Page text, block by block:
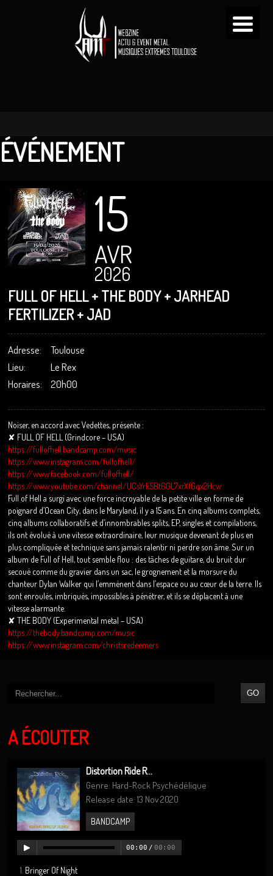
ÉVÉNEMENT
15
AVR
2026
FULL OF HELL + THE BODY + JARHEAD
FERTILIZER + JAD
Adresse:
Toulouse
Lieu:
Le Rex
Horaires:
20h00
Noiser, en accord avec Vedettes, présente :
✘ FULL OF HELL (Grindcore – USA)
https://fullofhell.bandcamp.com/music
https://www.instagram.com/fullofhell/
https://www.facebook.com/fullofhell/
https://www.youtube.com/channel/UCsYrk5Bt6GL7xrXfGqx2Hcw
Full of Hell a surgi avec une force incroyable de la petite ville en forme de
poignard d’Ocean City, dans le Maryland, il y a 15 ans. En cinq albums complets,
cinq albums collaboratifs et d’innombrables splits, EP, singles et compilations,
ils ont évolué à une vitesse extraordinaire, leur musique devenant de plus en
plus compliquée et technique sans jamais ralentir ni perdre son âme. Sur un
album de Full of Hell, tout semble flou : des tâches de guitare, du bruit dur
secoué comme du gravier dans un sac, le grognement et la morsure du
chanteur Dylan Walker qui l’emmènent dans l’espace ou au cœur de la terre. Ils
sont enroulés, imbriqués, impossibles à pénétrer, et ils se déplacent à une
vitesse alarmante.
✘ THE BODY (Experimental metal – USA)
https://thebody.bandcamp.com/music
https://www.instagram.com/christsredeemers
A ÉCOUTER
Distortion Ride R...
Genre: Hard-Rock Psychédélique
Release date: 13 Nov 2020
BANDCAMP
00:00 / 00:00
Bringer Of Night